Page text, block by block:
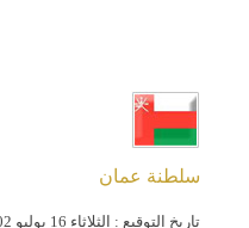
سلطنة عمان
تاريخ التوقيع : الثلاثاء 16 يوليو 2002